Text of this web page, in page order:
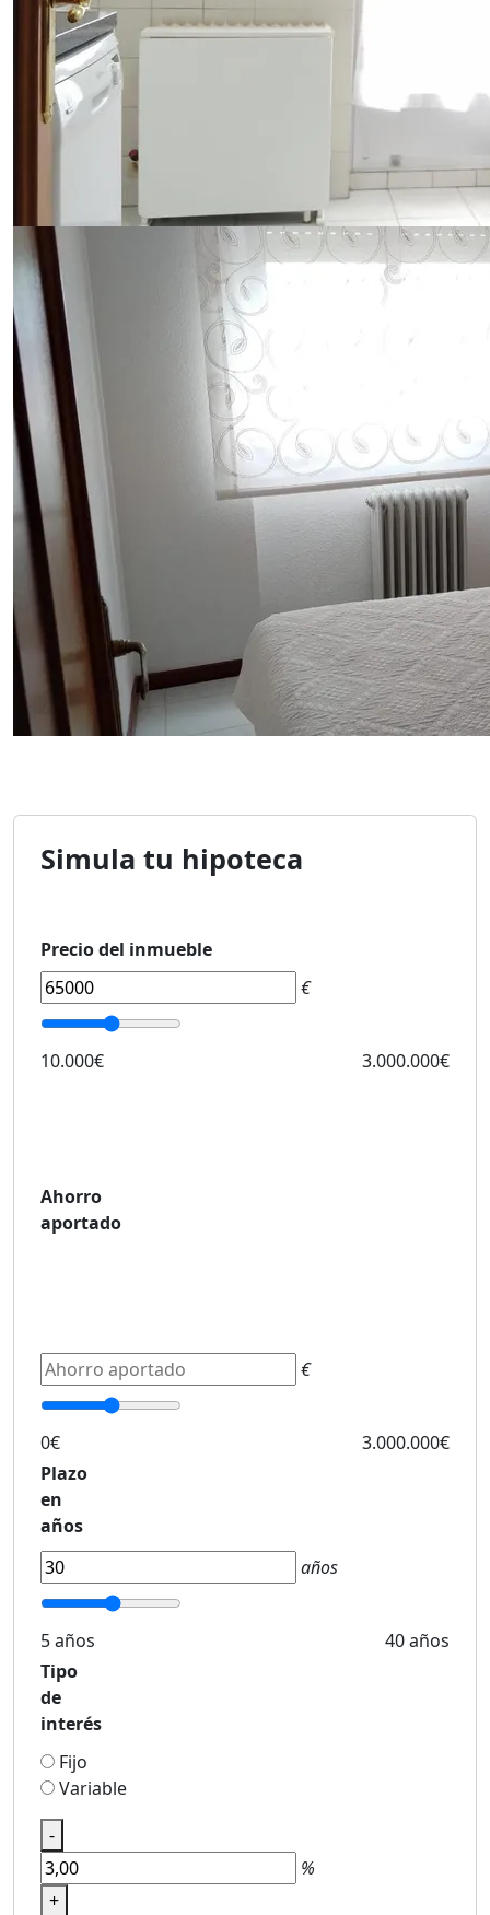
Simula tu hipoteca
Precio del inmueble
€
10.000€ 3.000.000€
Ahorro
aportado
€
0€
3.000.000€
Plazo
en
años
años
5 años
40 años
Tipo
de
interés
Fijo
Variable
-
%
+